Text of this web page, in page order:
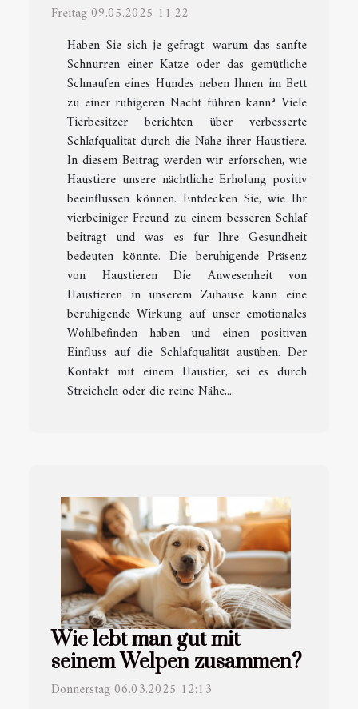
Freitag 09.05.2025 11:22
Haben Sie sich je gefragt, warum das sanfte
Schnurren einer Katze oder das gemütliche
Schnaufen eines Hundes neben Ihnen im Bett
zu einer ruhigeren Nacht führen kann? Viele
Tierbesitzer berichten über verbesserte
Schlafqualität durch die Nähe ihrer Haustiere.
In diesem Beitrag werden wir erforschen, wie
Haustiere unsere nächtliche Erholung positiv
beeinflussen können. Entdecken Sie, wie Ihr
vierbeiniger Freund zu einem besseren Schlaf
beiträgt und was es für Ihre Gesundheit
bedeuten könnte. Die beruhigende Präsenz
von Haustieren Die Anwesenheit von
Haustieren in unserem Zuhause kann eine
beruhigende Wirkung auf unser emotionales
Wohlbefinden haben und einen positiven
Einfluss auf die Schlafqualität ausüben. Der
Kontakt mit einem Haustier, sei es durch
Streicheln oder die reine Nähe,...
Wie lebt man gut mit
seinem Welpen zusammen?
Donnerstag 06.03.2025 12:13